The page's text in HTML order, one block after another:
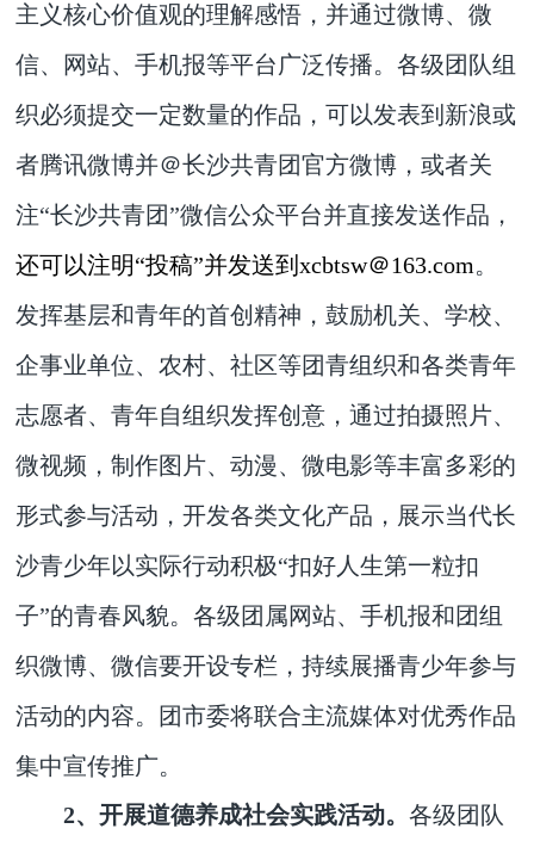
主义核心价值观的理解感悟，并通过微博、微
信、网站、手机报等平台广泛传播。各级团队组
织必须提交一定数量的作品，可以发表到新浪或
者腾讯微博并＠长沙共青团官方微博，或者关
注“长沙共青团”微信公众平台并直接发送作品，
还可以注明“投稿”并发送到xcbtsw＠163.com。
发挥基层和青年的首创精神，鼓励机关、学校、
企事业单位、农村、社区等团青组织和各类青年
志愿者、青年自组织发挥创意，通过拍摄照片、
微视频，制作图片、动漫、微电影等丰富多彩的
形式参与活动，开发各类文化产品，展示当代长
沙青少年以实际行动积极“扣好人生第一粒扣
子”的青春风貌。各级团属网站、手机报和团组
织微博、微信要开设专栏，持续展播青少年参与
活动的内容。团市委将联合主流媒体对优秀作品
集中宣传推广。
2、开展道德养成社会实践活动。各级团队